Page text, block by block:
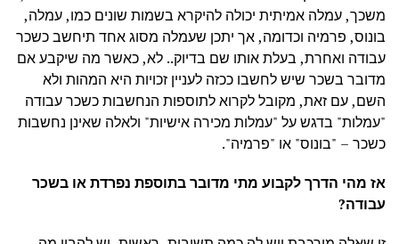
משכך, עמלה אמיתית יכולה להיקרא בשמות שונים כמו, עמלה,
בונוס, פרמיה וכדומה, אך יתכן שעמלה מסוג אחד תיחשב כשכר
עבודה ואחרת, בעלת אותו שם בדיוק.. לא, כאשר מה שיקבע אם
מדובר בשכר שיש לחשבו ככזה לעניין זכויות היא המהות ולא
השם, עם זאת, מקובל לקרוא לתוספות הנחשבות כשכר עבודה
"עמלות" בדגש על "עמלות מכירה אישיות" ולאלה שאינן נחשבות
כשכר – "בונוס" או "פרמיה".
אז מהי הדרך לקבוע מתי מדובר בתוספת נפרדת או בשכר
עבודה?